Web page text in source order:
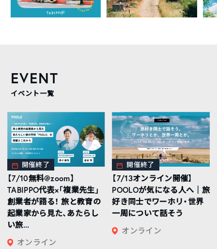
EVENT
イベント一覧
開催終了
【7/10無料@zoom】
TABIPPO代表×「複業先生」
創業者が語る！ 旅と教育の
起業家から見た、あたらし
い旅...
オンライン
開催終了
【7/13オンライン開催】
POOLOが気になる人へ｜旅
好き同士でワーホリ・世界
一周について話そう
オンライン